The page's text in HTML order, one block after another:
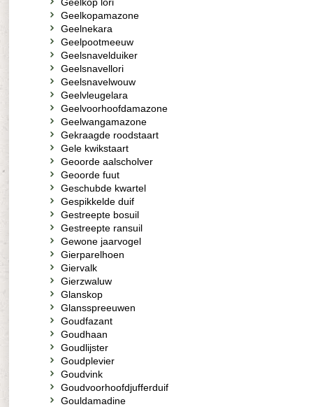
Geelkopamazone
Geelnekara
Geelpootmeeuw
Geelsnavelduiker
Geelsnavellori
Geelsnavelwouw
Geelvleugelara
Geelvoorhoofdamazone
Geelwangamazone
Gekraagde roodstaart
Gele kwikstaart
Geoorde aalscholver
Geoorde fuut
Geschubde kwartel
Gespikkelde duif
Gestreepte bosuil
Gestreepte ransuil
Gewone jaarvogel
Gierparelhoen
Giervalk
Gierzwaluw
Glanskop
Glansspreeuwen
Goudfazant
Goudhaan
Goudlijster
Goudplevier
Goudvink
Goudvoorhoofdjufferduif
Gouldamadine